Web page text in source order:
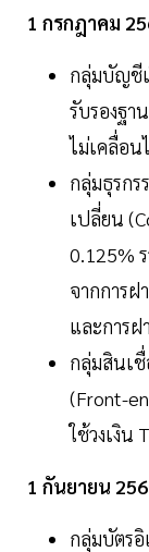
1 กรกฎาคม
กลุ่มบัญชี
รับรองฐา
ไม่เคลื่อน
กลุ่มธุรกร
เปลี่ยน
0.125%
จากการ
และการฝ
กลุ่มสินเชื่
(Front-
ใช้วงเงิน
1 กันยายน
กลุ่มบัตรอิ